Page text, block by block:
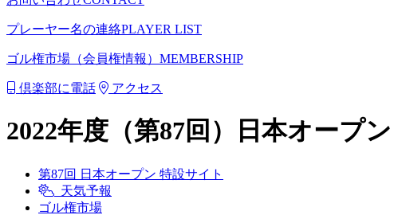
プレーヤー名の連絡PLAYER LIST
ゴル権市場（会員権情報） MEMBERSHIP
倶楽部に電話 アクセス
2022年度（第87回）日本オープ
第87回 日本オープン 特設サイト
天気予報
ゴル権市場